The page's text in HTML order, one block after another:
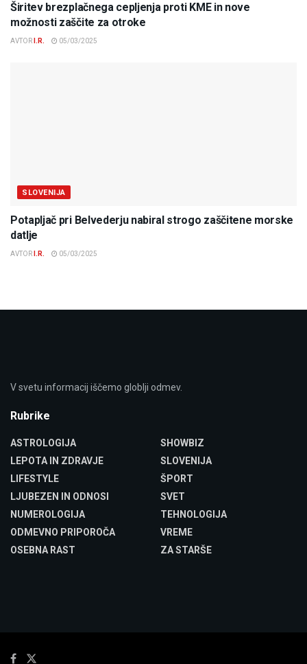
Širitev brezplačnega cepljenja proti KME in nove
možnosti zaščite za otroke
AVTOR I.R. 05/03/2025
SLOVENIJA
Potapljač pri Belvederju nabiral strogo zaščitene morske
datlje
AVTOR I.R. 05/03/2025
V svetu informacij iščemo globlji odmev.
Rubrike
ASTROLOGIJA
LEPOTA IN ZDRAVJE
LIFESTYLE
LJUBEZEN IN ODNOSI
NUMEROLOGIJA
ODMEVNO PRIPOROČA
OSEBNA RAST
SHOWBIZ
SLOVENIJA
ŠPORT
SVET
TEHNOLOGIJA
VREME
ZA STARŠE